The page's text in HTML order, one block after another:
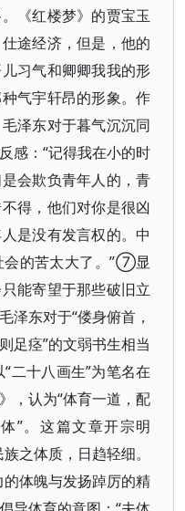
《红楼梦》的贾宝玉
途经济，但是，他的
习气和卿卿我我的形
气宇轩昂的形象。作
泽东对于暮气沉沉同
感：“记得我在小的时
会欺负青年人的，青
得，他们对你是很凶
是没有发言权的。中
会的苦太大了。”⑦显
能寄望于那些破旧立
泽东对于“偻身俯首，
足痉”的文弱书生相当
二十八画生”为笔名在
，认为“体育一道，配
”。这篇文章开宗明
之体质，日趋轻细。
体魄与发扬踔厉的精